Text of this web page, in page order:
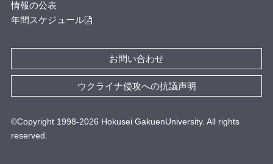
情報の公表
年間スケジュール
お問い合わせ
ウクライナ侵攻への抗議声明
©Copyright 1998-2026 Hokusei GakuenUniversity. All rights
reserved.